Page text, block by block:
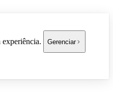
experiência. Gerenciar